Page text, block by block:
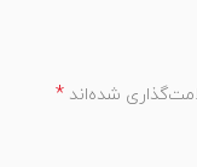
شده‌اند *